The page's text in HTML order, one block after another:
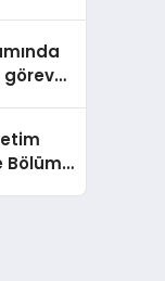
görev
Bölümü